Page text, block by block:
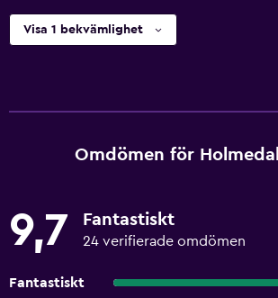
Visa 1 bekvämlighet
Omdömen för
9,7 Fantastiskt
24 verifierade omdömen
Fantastiskt